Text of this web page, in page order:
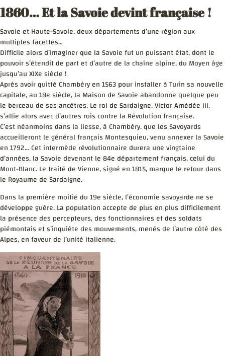
1860… Et la Savoie devint française !
Savoie et Haute-Savoie, deux départements d’une région aux
multiples facettes…
Difficile alors d’imaginer que la Savoie fut un puissant état, dont le
pouvoir s’étendit de part et d’autre de la chaîne alpine, du Moyen âge
jusqu’au XIXe siècle !
Après avoir quitté Chambéry en 1563 pour installer à Turin sa nouvelle
capitale, au 18e siècle, la Maison de Savoie abandonne quelque peu
le berceau de ses ancêtres. Le roi de Sardaigne, Victor Amédée III,
s’allie alors avec d’autres rois contre la Révolution française.
C’est néanmoins dans la liesse, à Chambéry, que les Savoyards
accueilleront le général français Montesquieu, venu annexer la Savoie
en 1792… Cet intermède révolutionnaire durera une vingtaine
d’années, la Savoie devenant le 84e département français, celui du
Mont-Blanc. Le traité de Vienne, signé en 1815, marque le retour dans
le Royaume de Sardaigne.
Dans la première moitié du 19e siècle, l’économie savoyarde ne se
développe guère. La population accepte de plus en plus difficilement
la présence des percepteurs, des fonctionnaires et des soldats
piémontais et s’inquiète des mouvements, menés de l’autre côté des
Alpes, en faveur de l’unité italienne.